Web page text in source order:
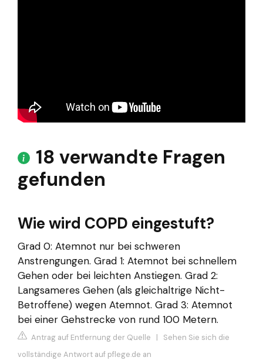
18 verwandte Fragen
gefunden
Wie wird COPD eingestuft?
Grad 0: Atemnot nur bei schweren
Anstrengungen. Grad 1: Atemnot bei schnellem
Gehen oder bei leichten Anstiegen. Grad 2:
Langsameres Gehen (als gleichaltrige Nicht-
Betroffene) wegen Atemnot. Grad 3: Atemnot
bei einer Gehstrecke von rund 100 Metern.
Antrag auf Entfernung der Quelle | Sehen Sie sich die
vollständige Antwort auf pflege.de an